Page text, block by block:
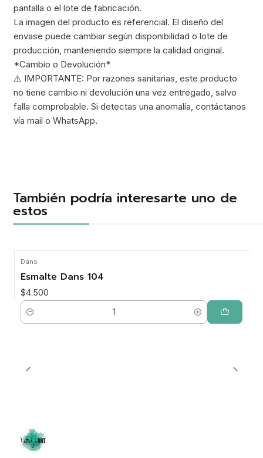
pantalla o el lote de fabricación.
La imagen del producto es referencial. El diseño del
envase puede cambiar según disponibilidad o lote de
producción, manteniendo siempre la calidad original.
*Cambio o Devolución*
⚠️ IMPORTANTE: Por razones sanitarias, este producto
no tiene cambio ni devolución una vez entregado, salvo
falla comprobable. Si detectas una anomalía, contáctanos
vía mail o WhatsApp.
También podría interesarte uno de
estos
Dans
Esmalte Dans 104
$4.500
Cantidad